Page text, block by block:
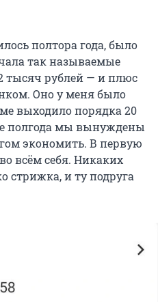
полтора года, было
так называемые
тысяч рублей — и плюс
Оно у меня было
выходило порядка 20
полгода мы вынуждены
экономить. В первую
всём себя. Никаких
стрижка, и ту подруга